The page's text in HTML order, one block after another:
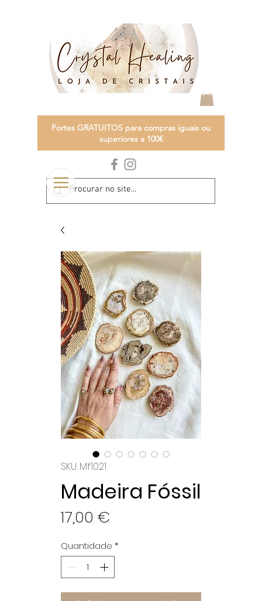
Portes GRATUITOS para compras iguais ou
superiores a 100€
SKU: Mf1021
Madeira Fóssil
17,00 €
Quantidade *